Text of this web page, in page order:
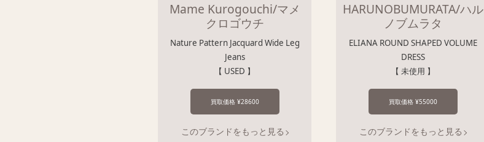
Mame Kurogouchi/マメ
クロゴウチ
Nature Pattern Jacquard Wide Leg
Jeans
【 USED 】
買取価格 ¥28600
このブランドをもっと見る
HARUNOBUMURATA/ハル
ノブムラタ
ELIANA ROUND SHAPED VOLUME
DRESS
【 未使用 】
買取価格 ¥55000
このブランドをもっと見る